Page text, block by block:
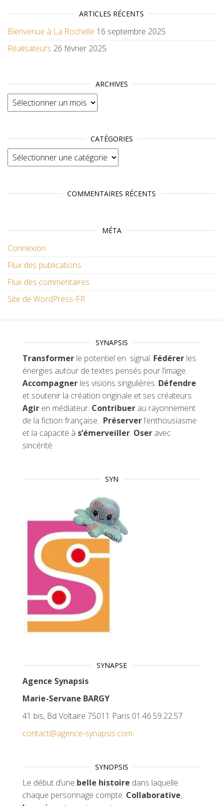
ARTICLES RÉCENTS
Bienvenue à La Rochelle 16 septembre 2025
Réalisateurs 26 février 2025
ARCHIVES
Archives
CATÉGORIES
Catégories
COMMENTAIRES RÉCENTS
MÉTA
Connexion
Flux des publications
Flux des commentaires
Site de WordPress-FR
SYNAPSIS
Transformer le potentiel en signal. Fédérer les
énergies autour de textes pensés pour l’image.
Accompagner les visions singulières. Défendre
et soutenir la création originale et ses créateurs.
Agir en médiateur. Contribuer au rayonnement
de la fiction française. Préserver l’enthousiasme
et la capacité à s’émerveiller. Oser avec
sincérité.
SYN
SYNAPSE
Agence Synapsis
Marie-Servane BARGY
41 bis, Bd Voltaire 75011 Paris 01.46.59.22.57
contact@agence-synapsis.com
SYNOPSIS
Le début d’une belle histoire dans laquelle
chaque personnage compte. Collaborative,